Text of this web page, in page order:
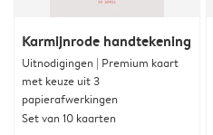
Karmijnrode handtekening
Uitnodigingen | Premium kaart
met keuze uit 3
papierafwerkingen
Set van 10 kaarten